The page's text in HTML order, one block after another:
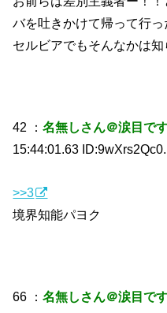
バを吐きかけて帰って行っ
セルビアでもそんなかは
42 ：名無しさん＠涙目です
15:44:01.63
>>3
境界知能パヨク
66 ：名無しさん＠涙目です